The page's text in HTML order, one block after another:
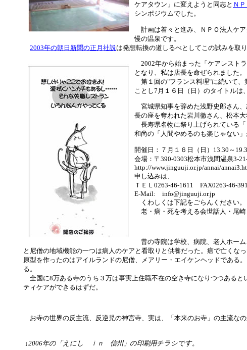
ケアタウン」に変えようと同志と Ｎ
シンポジウムでした。
計画は着々と進み、ＮＰＯ法人ケ
慢の温泉です。
2003年の朝日新聞の正月社説は発想転換の道しるべとしてこの試みを取り
2002年から始まった「ケアレスト
となり、私は店長を命ぜられました。
第１回の"フランス料理"に続いて、
ことし7月１６日（日）のタイトル
宮城県知事を辞めた浅野史郎さん
長の座を奪われた岩川徹さん、松本
長寿県名物に祭り上げられている
和尚の「人間やめるのも楽じゃない」
開催日：７月１６日（日）13.30～
会場：〒390-0303松本市浅間温泉
http://www.jinguuji.or.jp/annai/
申し込みは、
ＴＥＬ0263-46-1611 FAX0263-46-
E-Mail: info@jinguuji.or.jp
くわしくは下記をごらんください。
老・病・死を考える会世話人・尾
昔の寺院は学校、病院、老人ホー
と尼僧の地域機能の一つは病人のケアと看取りと供養だった。癌で亡くな
原型を作ったのはアイルランドの尼僧、メアリー・エイケンヘッドである
る。
全国に8万ある寺のうち３万は事実上住職不在の空き寺になりつつある
ティケアができるはずだ。
お寺の世界の反主流、反逆児の神宮寺、実は、「本来のお寺」の主流なの
↓2006年の「えにし ｉｎ 信州」の印刷用チラシです。